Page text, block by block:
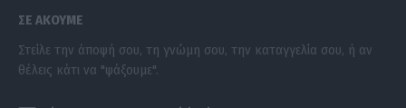
ΣΕ ΑΚΟΥΜΕ
Στείλε την άποψή σου, τη γνώμη σου, την καταγγελία σου, ή αν
θέλεις κάτι να "ψάξουμε".